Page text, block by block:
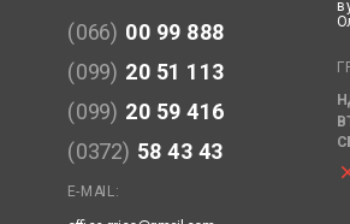
(066) 00 99 888
(099) 20 51 113
(099) 20 59 416
(0372) 58 43 43
E-MAIL: